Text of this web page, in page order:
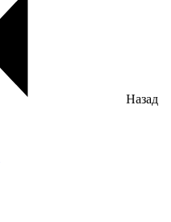
Назад